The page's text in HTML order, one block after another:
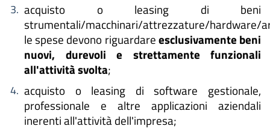
acquisto o leasing di beni
strumentali/macchinari/attrezzature/hardware/
le spese devono riguardareesclusivamente beni
nuovi, durevoli e strettamente funzionali
all'attività svolta;
acquisto o leasing di software gestionale,
professionale e altre applicazioni aziendali
inerenti all'attività dell'impresa;